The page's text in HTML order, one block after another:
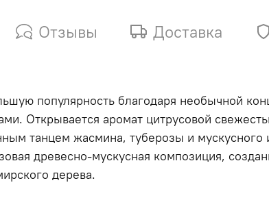
Отзывы Доставка
популярность благодаря необычной
Открывается аромат цитрусовой
танцем жасмина, туберозы и
древесно-мускусная композиция,
дерева.